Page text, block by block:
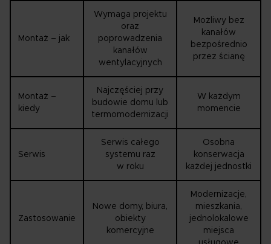
Montaż – jak
Wymaga projektu
oraz
poprowadzenia
kanałów
wentylacyjnych
Możliwy bez
kanałów
bezpośrednio
przez ścianę
Montaż –
kiedy
Najczęściej przy
budowie domu lub
termomodernizacji
W każdym
momencie
Serwis
Serwis całego
systemu raz
w roku
Osobna
konserwacja
każdej jednostki
Zastosowanie
Nowe domy, biura,
obiekty
komercyjne
Modernizacje,
mieszkania,
jednolokalowe
miejsca